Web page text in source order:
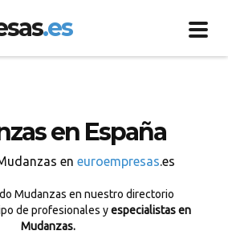
.es
en España
en euroempresas.es
Mudanzas en nuestro directorio
de profesionales yespecialistas en
Mudanzas.